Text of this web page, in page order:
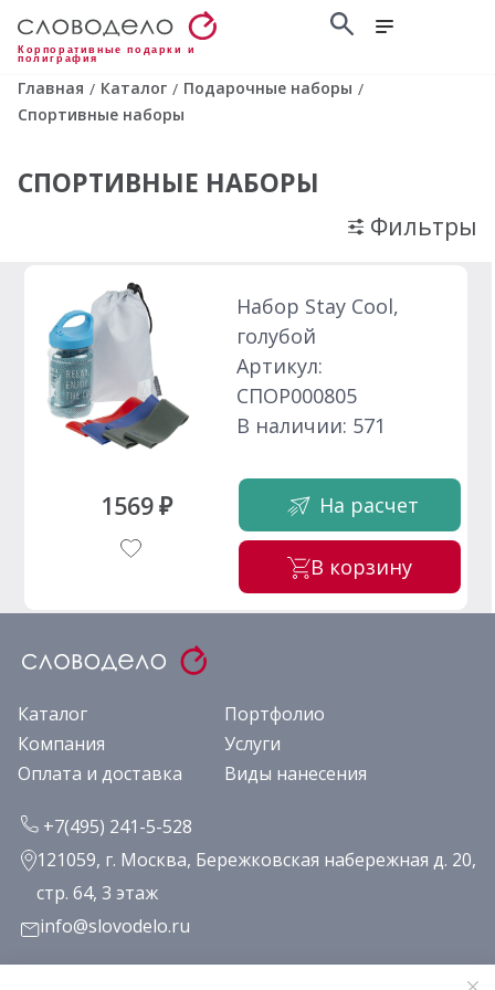
Корпоративные подарки и
полиграфия
Главная / Каталог / Подарочные наборы /
Спортивные наборы
СПОРТИВНЫЕ НАБОРЫ
Фильтры
1569 ₽
Набор Stay Cool,
голубой
Артикул:
СПОР000805
В наличии: 571
На расчет
В корзину
Каталог
Портфолио
Компания
Услуги
Оплата и доставка
Виды нанесения
+7(495) 241-5-528
121059, г. Москва, Бережковская набережная д. 20,
стр. 64, 3 этаж
info@slovodelo.ru